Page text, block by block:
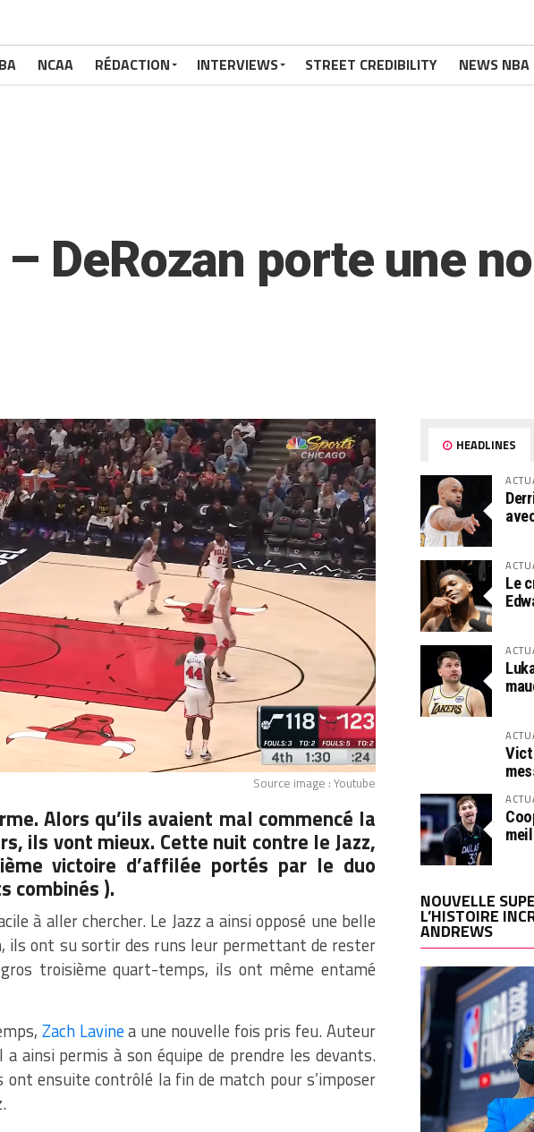
NCAA RÉDACTION INTERVIEWS STREET CREDIBILITY NEWS NBA
DeRozan porte une
Source image : Youtube
Alors qu’ils avaient mal commencé la
ils vont mieux. Cette nuit contre le Jazz,
victoire d’affilée portés par le duo
combinés ).
à aller chercher.Le Jazz a ainsi opposé une belle
ils ont su sortir des runs leur permettant de rester
troisième quart-temps, ils ont même entamé
Zach Lavinea une nouvelle fois pris feu. Auteur
ainsi permis à son équipe de prendre les devants.
ont ensuite contrôlé la fin de match pour s’imposer
HEADLINES
Le
NOUVELLE
L’HISTOIRE
ANDREWS